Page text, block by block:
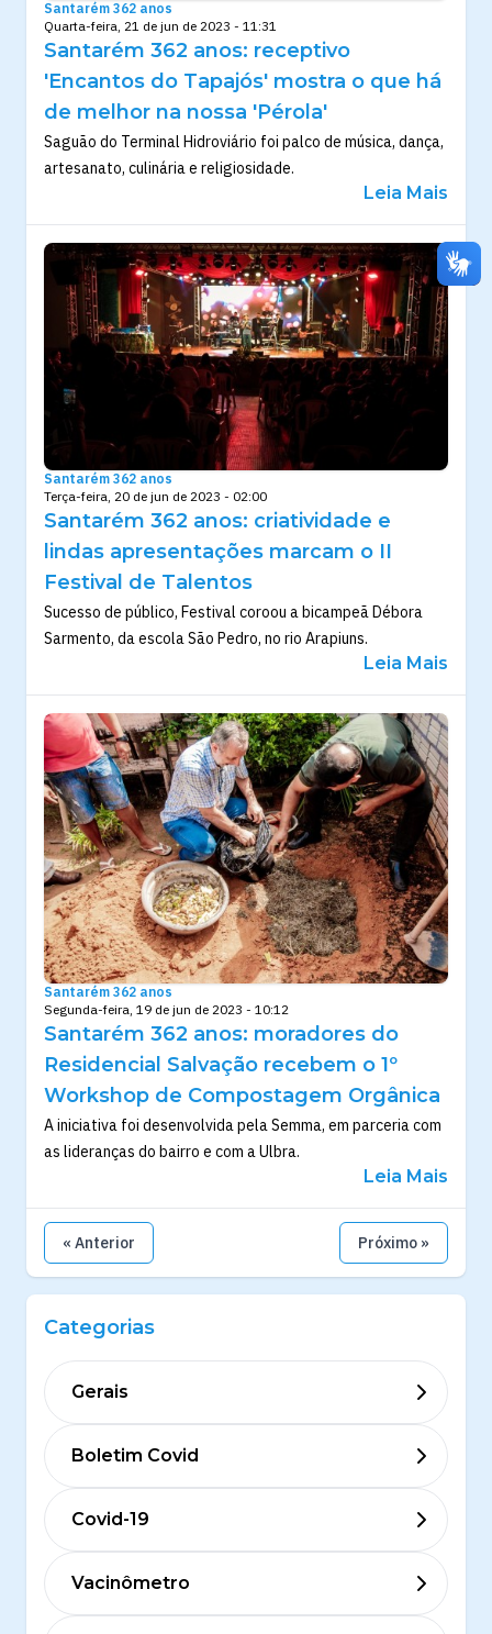
Santarém 362 anos
Quarta-feira, 21 de jun de 2023 - 11:31
Santarém 362 anos: receptivo
'Encantos do Tapajós' mostra o que há
de melhor na nossa 'Pérola'
Saguão do Terminal Hidroviário foi palco de música, dança,
artesanato, culinária e religiosidade.
Leia Mais
Santarém 362 anos
Terça-feira, 20 de jun de 2023 - 02:00
Santarém 362 anos: criatividade e
lindas apresentações marcam o II
Festival de Talentos
Sucesso de público, Festival coroou a bicampeã Débora
Sarmento, da escola São Pedro, no rio Arapiuns.
Leia Mais
Santarém 362 anos
Segunda-feira, 19 de jun de 2023 - 10:12
Santarém 362 anos: moradores do
Residencial Salvação recebem o 1º
Workshop de Compostagem Orgânica
A iniciativa foi desenvolvida pela Semma, em parceria com
as lideranças do bairro e com a Ulbra.
Leia Mais
« Anterior Próximo »
Categorias
Gerais
Boletim Covid
Covid-19
Vacinômetro